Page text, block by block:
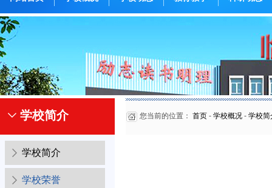
学校简介
学校简介
学校荣誉
您当前的位置： 首页 - 学校概况 - 学校简